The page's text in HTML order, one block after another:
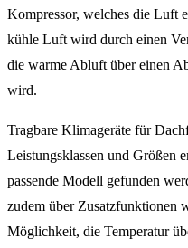
Kompressor, welches die Luft
kühle Luft wird durch einen
die warme Abluft über einen
wird.
Tragbare Klimageräte für
Leistungsklassen und Größen
passende Modell gefunden
zudem über Zusatzfunktionen
Möglichkeit, die Temperatur